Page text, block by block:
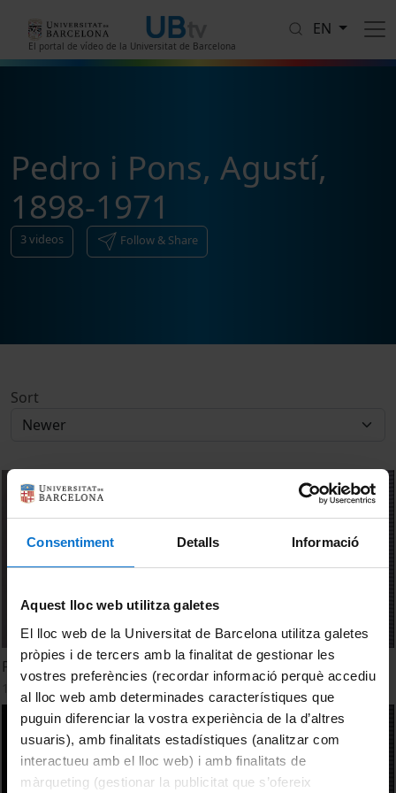
Consentiment Detalls Informació
Aquest lloc web utilitza galetes
El lloc web de la Universitat de Barcelona utilitza galetes
pròpies i de tercers amb la finalitat de gestionar les
vostres preferències (recordar informació perquè accediu
al lloc web amb determinades característiques que
puguin diferenciar la vostra experiència de la d’altres
usuaris), amb finalitats estadístiques (analitzar com
interactueu amb el lloc web) i amb finalitats de
màrqueting (gestionar la publicitat que s’ofereix
El portal de vídeo de la Universitat de Barcelona
EN
Pedro i Pons, Agustí,
1898-1971
3videos Follow & Share
Sort
Fundació Universitària Agustí Pedro i Pons
11 January, 2012